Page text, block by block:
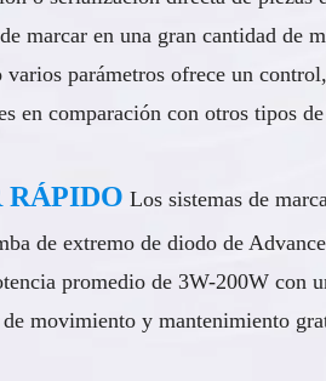
marcar en una gran cantidad de
varios parámetros ofrece un
en comparación con otros tipos
RÁPIDO Los sistemas de
de extremo de diodo de
promedio de 3W-200W con
de movimiento y mantenimiento